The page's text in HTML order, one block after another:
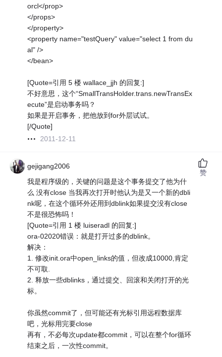
orcl</prop>
</props>
</property>
<property name="testQuery" value="select 1 from du
al" />
</bean>
[Quote=引用 5 楼 wallace_jjh 的回复:]
不好意思，这个“SmallTransHolder.trans.newTransEx
ecute”是启动事务吗？
如果是开启事务，把他放到for外层试试。
[/Quote]
2011-12-11
gejigang2006
我是程序级的，关键的问题是这个事务提交了他为什
么 没有close 当我再次打开时他认为是又一个新的dbli
nk呢，在这个循环外还用到dblink如果提交没有close
不是很恐怖吗！
[Quote=引用 1 楼 luiseradl 的回复:]
ora-02020错误：就是打开过多的dblink。
解决：
1. 修改init.ora中open_links的值，但改成10000,肯定
不可取.
2. 释放一些dblinks，通过提交、回滚和关闭打开的光
标。
你虽然commit了，但可能还有光标引用远程数据库
吧，光标用完要close
再有，不必每次update都commit，可以在整个for循环
结束之后，一次性commit。
赞